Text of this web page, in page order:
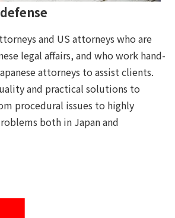
and US attorneys who are
legal affairs, and who work hand-
attorneys to assist clients.
and practical solutions to
procedural issues to highly
both in Japan and